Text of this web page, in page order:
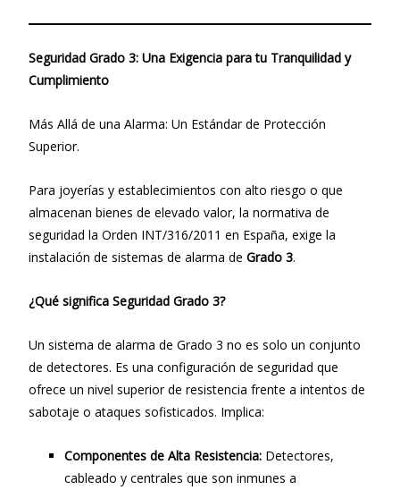
Seguridad Grado 3: Una Exigencia para tu Tranquilidad y
Cumplimiento
Más Allá de una Alarma: Un Estándar de Protección
Superior.
Para joyerías y establecimientos con alto riesgo o que
almacenan bienes de elevado valor, la normativa de
seguridad la Orden INT/316/2011 en España, exige la
instalación de sistemas de alarma de Grado 3.
¿Qué significa Seguridad Grado 3?
Un sistema de alarma de Grado 3 no es solo un conjunto
de detectores. Es una configuración de seguridad que
ofrece un nivel superior de resistencia frente a intentos de
sabotaje o ataques sofisticados. Implica:
Componentes de Alta Resistencia: Detectores,
cableado y centrales que son inmunes a